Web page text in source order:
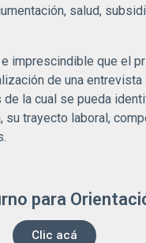
salud,
imprescindible que el
de una entrevista
de la cual se pueda
su trayecto laboral,
para
Clic acá